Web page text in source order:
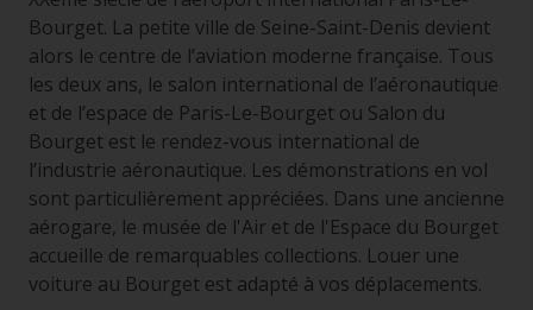
Bourget. La petite ville de Seine-Saint-Denis devient
alors le centre de l’aviation moderne française. Tous
les deux ans, le salon international de l’aéronautique
et de l’espace de Paris-Le-Bourget ou Salon du
Bourget est le rendez-vous international de
l’industrie aéronautique. Les démonstrations en vol
sont particulièrement appréciées. Dans une ancienne
aérogare, le musée de l'Air et de l'Espace du Bourget
accueille de remarquables collections. Louer une
voiture au Bourget est adapté à vos déplacements.